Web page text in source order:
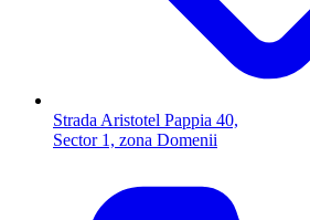
Strada Aristotel Pappia 40,
Sector 1, zona Domenii